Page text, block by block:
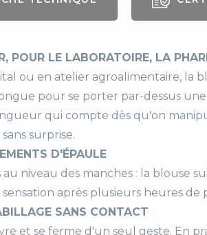
POUR LE LABORATOIRE, LA
ou en atelier agroalimentaire, la
pour se porter par-dessus
qui compte dès qu'on
surprise.
D'ÉPAULE
niveau des manches : la blouse
après plusieurs heures de
SANS CONTACT
et se ferme d'un seul geste. En
105